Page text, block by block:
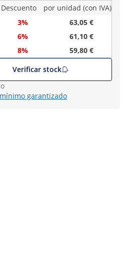
Descuento
por unidad (con IVA)
3%
63,05 €
6%
61,10 €
8%
59,80 €
Verificar stock
garantizado